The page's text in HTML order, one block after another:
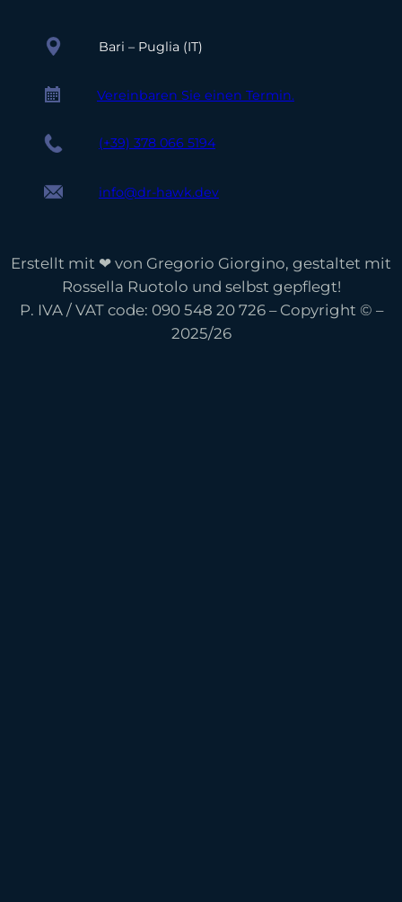
Bari – Puglia (IT)
Vereinbaren Sie einen Termin.
(+39) 378 066 5194
info@dr-hawk.dev
Erstellt mit ❤ von Gregorio Giorgino, gestaltet mit
Rossella Ruotolo und selbst gepflegt!
P. IVA / VAT code: 090 548 20 726 – Copyright © –
2025/26